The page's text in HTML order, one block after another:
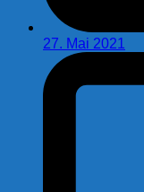
27. Mai 2021